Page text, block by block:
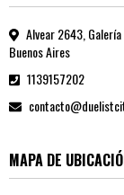
Alvear 2643,
Buenos Aires
1139157202
MAPA DE